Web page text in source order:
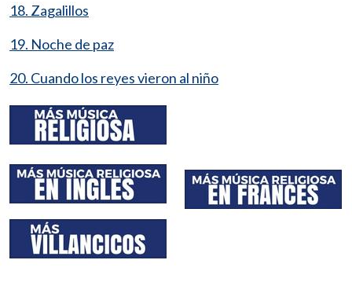
18. Zagalillos
19. Noche de paz
20. Cuando los reyes vieron al niño